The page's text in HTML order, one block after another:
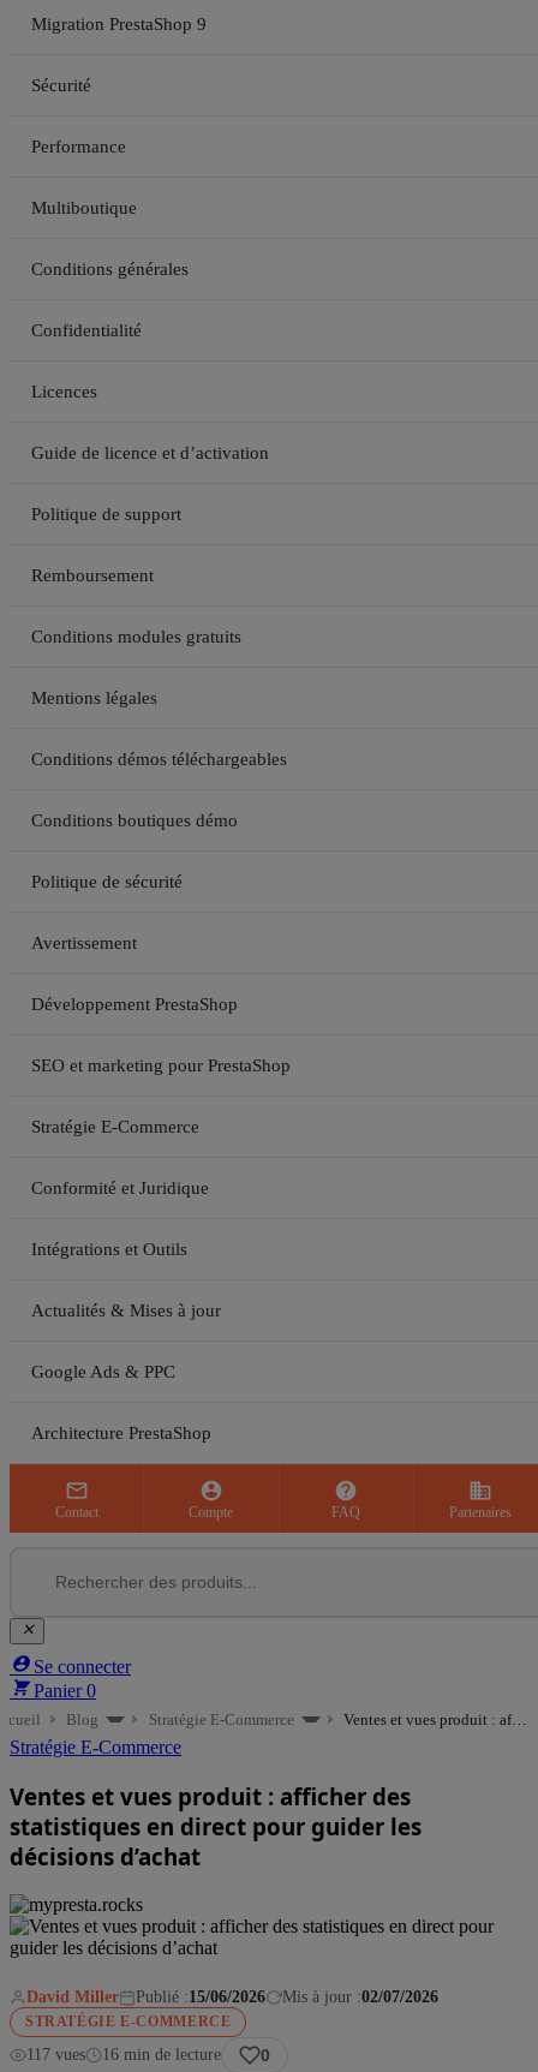
Migration PrestaShop 9
Sécurité
Performance
Multiboutique
Conditions générales
Confidentialité
Licences
Guide de licence et d’activation
Politique de support
Remboursement
Conditions modules gratuits
Mentions légales
Conditions démos téléchargeables
Conditions boutiques démo
Politique de sécurité
Avertissement
Développement PrestaShop
SEO et marketing pour PrestaShop
Stratégie E-Commerce
Conformité et Juridique
Intégrations et Outils
Actualités & Mises à jour
Google Ads & PPC
Architecture PrestaShop

Contact

Compte

FAQ
business
Partenaires

 Se connecter
 Panier 0
Blog Stratégie E-Commerce Ventes et vues produit : afficher des statistiques en direct pour guider les décisions d’achat
Stratégie E-Commerce
Ventes et vues produit : afficher des
statistiques en direct pour guider les
décisions d’achat
David Miller Publié :15/06/2026 Mis à jour :02/07/2026
STRATÉGIE E-COMMERCE
117 vues 16 min de lecture 0